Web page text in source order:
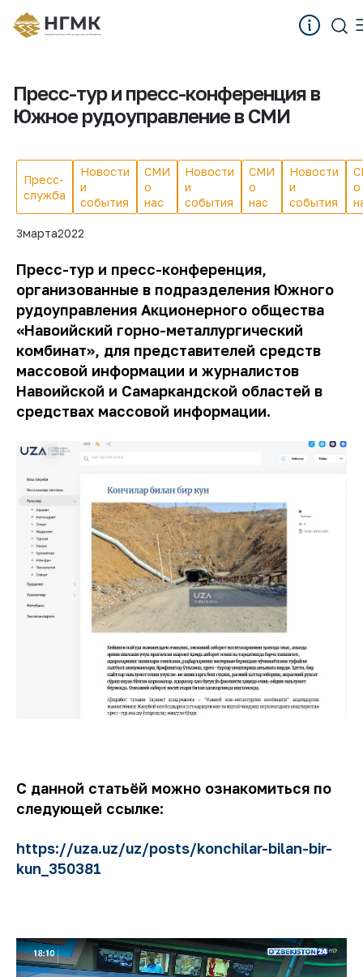
Пресс-тур и пресс-конференция в
Южное рудоуправление в СМИ
Пресс-
служба
Новости
и
события
СМИ
о
нас
Новости
и
события
СМИ
о
нас
Новости
и
события
о
3марта2022
Пресс-тур и пресс-конференция,
организованные в подразделения Южного
рудоуправления Акционерного общества
«Навоийский горно-металлургический
комбинат», для представителей средств
массовой информации и журналистов
Навоийской и Самаркандской областей в
средствах массовой информации.
С данной статьёй можно ознакомиться по
следующей ссылке:
https://uza.uz/uz/posts/konchilar-bilan-bir-
kun_350381